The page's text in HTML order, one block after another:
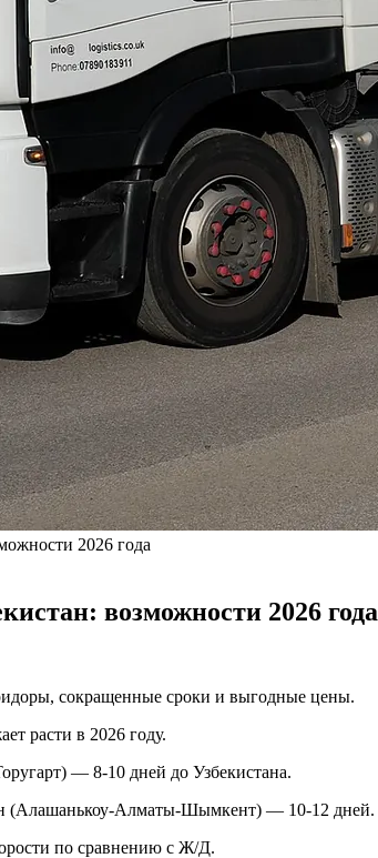
2026 года
возможности 2026 года
сокращенные сроки и выгодные цены.
расти в 2026 году.
— 8-10 дней до Узбекистана.
(Алашанькоу-Алматы-Шымкент) — 10-12 дней.
по сравнению с Ж/Д.